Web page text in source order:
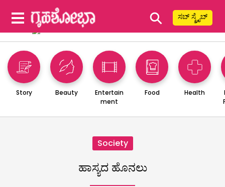
⚲ ಸಬ್ ಸ್ಕ್ರೈಬ್
Story Beauty
Entertain
ment
Food Health
Society
ಹಾಸ್ಯದ ಹೊನಲು